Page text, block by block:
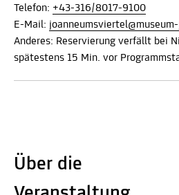
Telefon: +43-316/8017-9100
E-Mail:
Anderes: Reservierung verfällt bei
spätestens 15 Min. vor
Über die